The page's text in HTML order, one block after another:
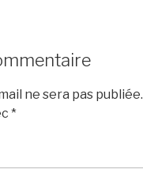
ne sera pas publiée.
*